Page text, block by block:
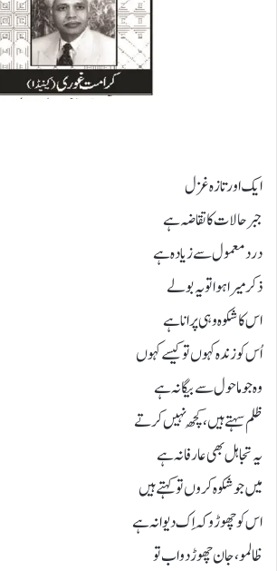
ایک اور تازہ غزل
جبر حالات کا تقاضہ ہے
درد معمول سے زیادہ ہے
ذکر میرا ہوا تو یہ بولے
اس کا شکوہ وہی پرانا ہے
اُس کو زندہ کہوں تو کیسے کہوں
وہ جو ماحول سے بیگانہ ہے
ظلم سہتے ہیں، کُچھ نہیں کرتے
یہ تجاہل بھی عارفانہ ہے
میں جو شکوہ کروں تو کہتے ہیں
اس کو چھوڑو کہ اِک دیوانہ ہے
ظالمو، جان چھوڑ دو اب تو